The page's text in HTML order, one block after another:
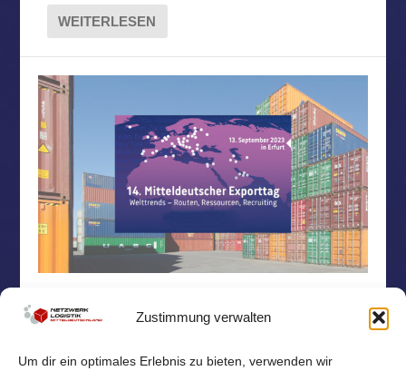
Zustimmung verwalten
Um dir ein optimales Erlebnis zu bieten, verwenden wir
WEITERLESEN
MITTELDEUTSCHEN EXPORTTAG
Homepage